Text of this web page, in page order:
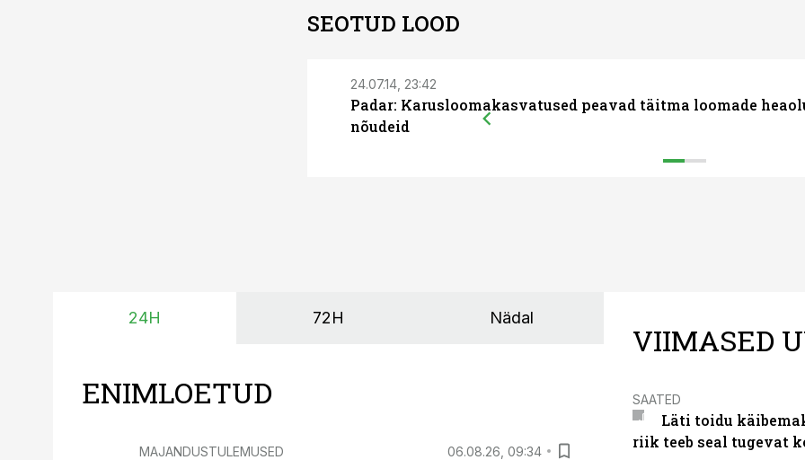
SEOTUD LOOD
24.07.14, 23:42
Padar: Karusloomakasvatused peavad täitma loomade
nõudeid
24H 72H Nädal
ENIMLOETUD
MAJANDUSTULEMUSED 06.08.26, 09:34
VIIMASED
SAATED
Läti toidu
riik teeb seal tugevat